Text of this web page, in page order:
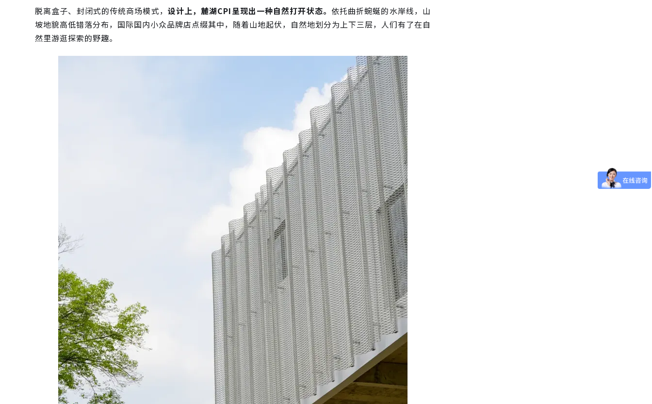
脱离盒子、封闭式的传统商场模式， 设计上，麓湖CPI呈现出一种自然打开状态。 依托曲折蜿蜒的水岸线，山
坡地貌高低错落分布，国际国内小众品牌店点缀其中，随着山地起伏，自然地划分为上下三层，人们有了在自
然里游逛探索的野趣。